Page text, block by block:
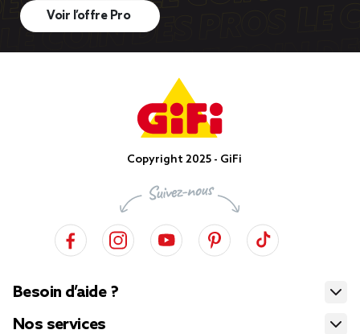
Voir l’offre Pro
Copyright 2025 - GiFi
Besoin d’aide ?
Nos services